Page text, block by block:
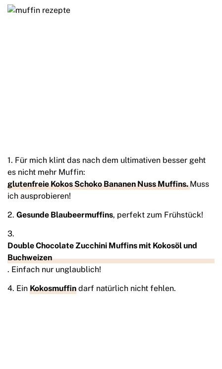
1. Für mich klint das nach dem ultimativen besser geht
es nicht mehr Muffin:
glutenfreie Kokos Schoko Bananen Nuss Muffins.Muss
ich ausprobieren!
2. Gesunde Blaubeermuffins, perfekt zum Frühstück!
3.
Double Chocolate Zucchini Muffins mit Kokosöl und
Buchweizen
. Einfach nur unglaublich!
4. Ein Kokosmuffin darf natürlich nicht fehlen.